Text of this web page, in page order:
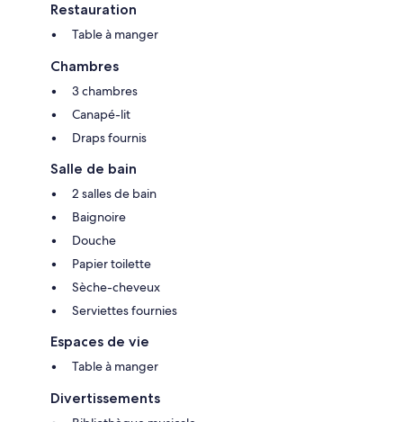
Restauration
Table à manger
Chambres
3 chambres
Canapé-lit
Draps fournis
Salle de bain
2 salles de bain
Baignoire
Douche
Papier toilette
Sèche-cheveux
Serviettes fournies
Espaces de vie
Table à manger
Divertissements